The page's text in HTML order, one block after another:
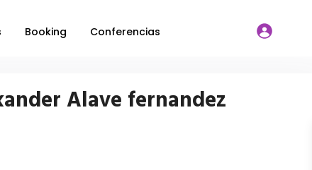
Booking Conferencias
Alave fernandez